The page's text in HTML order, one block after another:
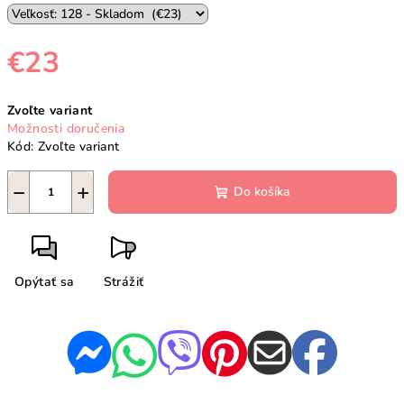
€23
cena:
Zvoľte variant
Možnosti doručenia
Kód: Zvoľte variant
+
− Do košíka
Opýtať sa Strážiť